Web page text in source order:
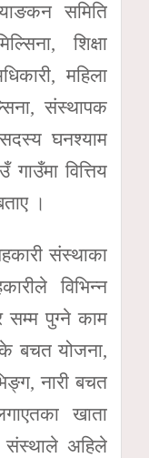
समिति
शिक्षा
महिला
संस्थापक
घनश्याम
वित्तिय
।
संस्थाका
विभिन्न
सम्म पुग्ने काम
बचत योजना,
नारी बचत
खाता
अहिले